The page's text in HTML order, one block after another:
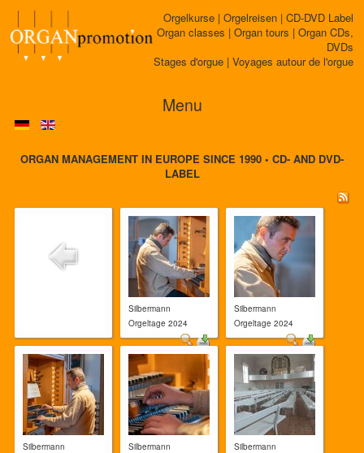
Orgelkurse | Orgelreisen | CD-DVD Label
Organ classes | Organ tours | Organ CDs,
DVDs
Stages d'orgue | Voyages autour de l'orgue
Menu
ORGAN MANAGEMENT IN EUROPE SINCE 1990 • CD- AND DVD-
LABEL
Silbermann
Orgeltage 2024
Silbermann
Orgeltage 2024
Silbermann
Silbermann
Silbermann